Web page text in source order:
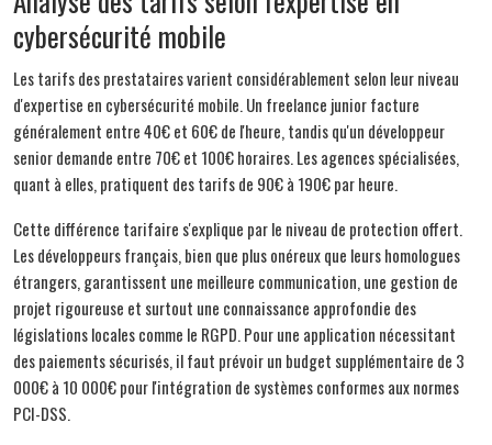
cybersécurité mobile
Les tarifs des prestataires varient considérablement selon leur niveau
d'expertise en cybersécurité mobile. Un freelance junior facture
généralement entre 40€ et 60€ de l'heure, tandis qu'un développeur
senior demande entre 70€ et 100€ horaires. Les agences spécialisées,
quant à elles, pratiquent des tarifs de 90€ à 190€ par heure.
Cette différence tarifaire s'explique par le niveau de protection offert.
Les développeurs français, bien que plus onéreux que leurs homologues
étrangers, garantissent une meilleure communication, une gestion de
projet rigoureuse et surtout une connaissance approfondie des
législations locales comme le RGPD. Pour une application nécessitant
des paiements sécurisés, il faut prévoir un budget supplémentaire de 3
000€ à 10 000€ pour l'intégration de systèmes conformes aux normes
PCI-DSS.